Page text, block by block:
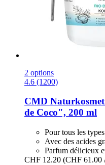
2 options
4.6 (1200)
CMD
de Coco", 200 ml
Pour tous les
Avec des acides
Parfum délicieux
CHF 12.20 (CHF 61.00